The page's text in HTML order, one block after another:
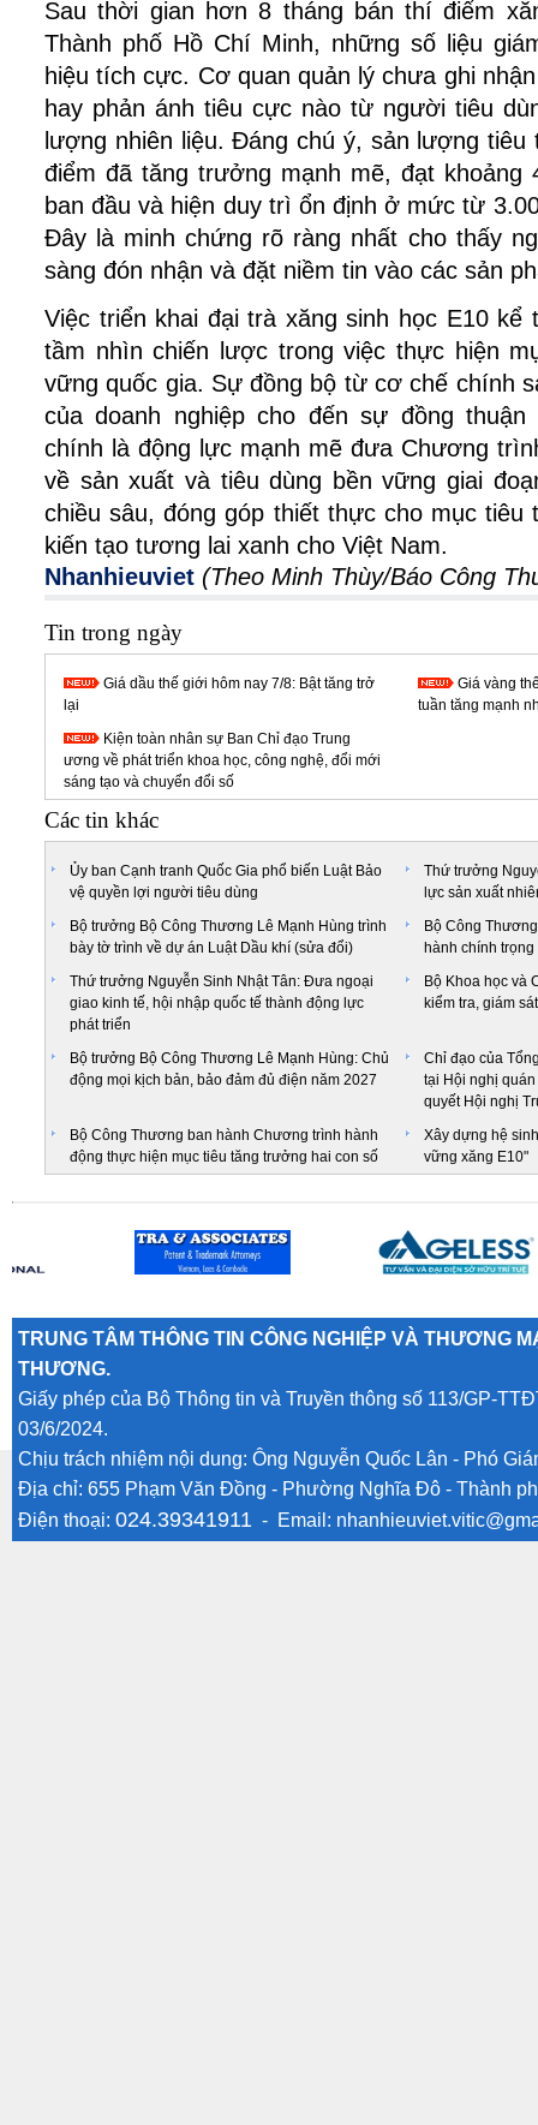
Sau thời gian hơn 8 tháng bán thí điểm
Thành phố Hồ Chí Minh, những số liệu
hiệu tích cực. Cơ quan quản lý chưa ghi
hay phản ánh tiêu cực nào từ người tiêu
lượng nhiên liệu. Đáng chú ý, sản lượng
điểm đã tăng trưởng mạnh mẽ, đạt khoảng
ban đầu và hiện duy trì ổn định ở mức từ
Đây là minh chứng rõ ràng nhất cho thấy
sàng đón nhận và đặt niềm tin vào các sản
Việc triển khai đại trà xăng sinh học E10 kể
tầm nhìn chiến lược trong việc thực hiện
vững quốc gia. Sự đồng bộ từ cơ chế chính
của doanh nghiệp cho đến sự đồng
chính là động lực mạnh mẽ đưa Chương
về sản xuất và tiêu dùng bền vững giai
chiều sâu, đóng góp thiết thực cho mục
kiến tạo tương lai xanh cho Việt Nam.
Nhanhieuviet (Theo Minh Thùy/Báo Công
Tin trong ngày
Giá dầu thế giới hôm nay 7/8: Bật tăng trở
lại
Giá vàng
tuần tăng mạnh
Kiện toàn nhân sự Ban Chỉ đạo Trung
ương về phát triển khoa học, công nghệ, đổi mới
sáng tạo và chuyển đổi số
Các tin khác
Ủy ban Cạnh tranh Quốc Gia phổ biến Luật Bảo
vệ quyền lợi người tiêu dùng
Thứ trưởng
lực sản xuất
Bộ trưởng Bộ Công Thương Lê Mạnh Hùng trình
bày tờ trình về dự án Luật Dầu khí (sửa đổi)
Bộ Công
hành chính
Thứ trưởng Nguyễn Sinh Nhật Tân: Đưa ngoại
giao kinh tế, hội nhập quốc tế thành động lực
phát triển
Bộ Khoa học và
kiểm tra, giám
Bộ trưởng Bộ Công Thương Lê Mạnh Hùng: Chủ
động mọi kịch bản, bảo đảm đủ điện năm 2027
Chỉ đạo của
tại Hội nghị
quyết Hội nghị
Bộ Công Thương ban hành Chương trình hành
động thực hiện mục tiêu tăng trưởng hai con số
Xây dựng hệ
vững xăng E10"
TRUNG TÂM THÔNG TIN CÔNG NGHIỆP VÀ THƯƠNG
THƯƠNG.
Giấy phép của Bộ Thông tin và Truyền thông số 113/GP-
03/6/2024.
Chịu trách nhiệm nội dung: Ông Nguyễn Quốc Lân - Phó
Địa chỉ: 655 Phạm Văn Đồng - Phường Nghĩa Đô - Thành
Điện thoại: 024.39341911 - Email: